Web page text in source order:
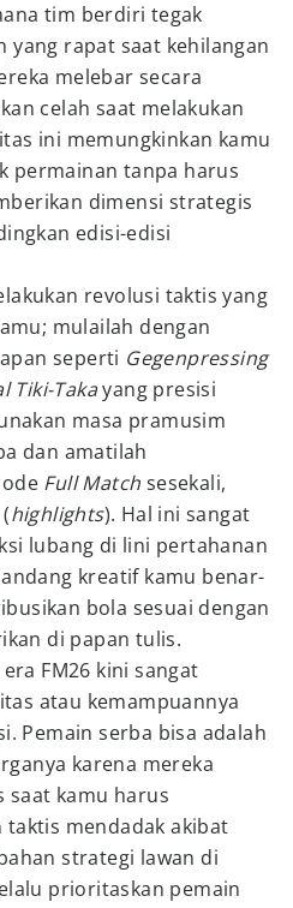
tim berdiri tegak
yang rapat saat kehilangan
melebar secara
celah saat melakukan
ini memungkinkan kamu
permainan tanpa harus
dimensi strategis
edisi-edisi
revolusi taktis yang
mulailah dengan
seperti Gegenpressing
Tiki-Takayang presisi
masa pramusim
dan amatilah
Full Match sesekali,
highlights). Hal ini sangat
lubang di lini pertahanan
kreatif kamu benar-
bola sesuai dengan
di papan tulis.
FM26 kini sangat
atau kemampuannya
Pemain serba bisa adalah
karena mereka
saat kamu harus
taktis mendadak akibat
strategi lawan di
prioritaskan pemain